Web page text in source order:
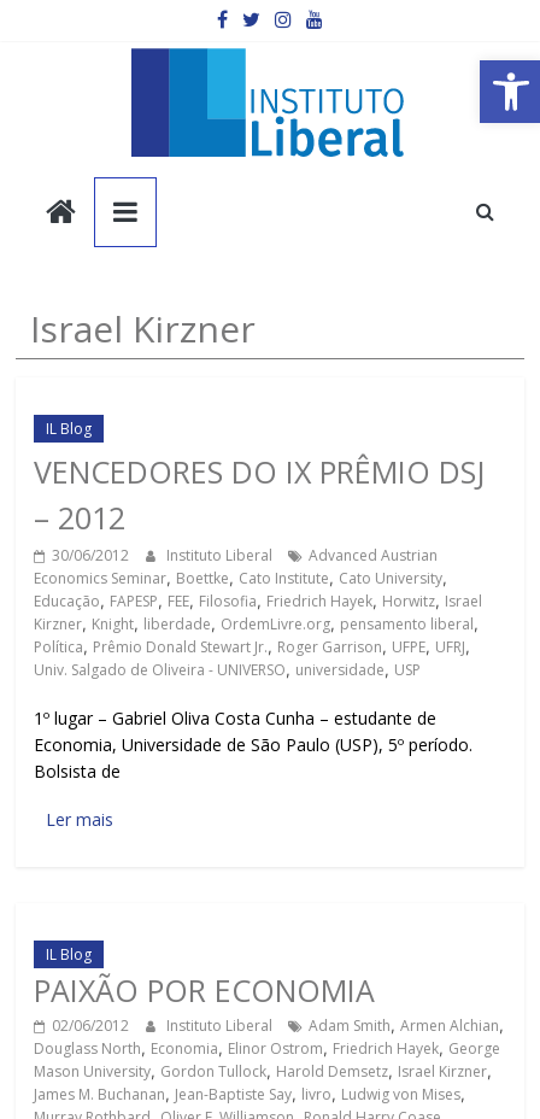
Barra de Ferramentas Aberta
Instituto
Liberal
Você
é
mais
importante
da
sociedade.
Israel Kirzner
IL Blog
VENCEDORES DO IX PRÊMIO DSJ
– 2012
30/06/2012 Instituto Liberal
Advanced Austrian
Economics Seminar, Boettke, Cato Institute, Cato University,
Educação, FAPESP, FEE, Filosofia, Friedrich Hayek, Horwitz, Israel
Kirzner, Knight, liberdade, OrdemLivre.org, pensamento liberal,
Política, Prêmio Donald Stewart Jr., Roger Garrison, UFPE, UFRJ,
Univ. Salgado de Oliveira - UNIVERSO, universidade, USP
1º lugar – Gabriel Oliva Costa Cunha – estudante de
Economia, Universidade de São Paulo (USP), 5º período.
Bolsista de
Ler mais
IL Blog
PAIXÃO POR ECONOMIA
02/06/2012 Instituto Liberal Adam Smith,Armen Alchian,
Douglass North, Economia, Elinor Ostrom, Friedrich Hayek, George
Mason University, Gordon Tullock, Harold Demsetz, Israel Kirzner,
James M. Buchanan, Jean-Baptiste Say, livro, Ludwig von Mises,